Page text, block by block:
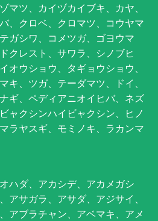
マツ、カイヅカイブキ、カヤ、
、クロベ、クロマツ、コウヤマ
ガシワ、コメツガ、ゴヨウマ
クレスト、サワラ、シノブヒ
オウショウ、タギョウショウ、
キ、ツガ、テーダマツ、ドイ、
ギ、ペディアニオイヒバ、ネズ
ャクシンハイビャクシン、ヒノ
ラヤスギ、モミノキ、ラカンマ
ハダ、アカシデ、アカメガシ
アサガラ、アサダ、アジサイ、
アブラチャン、アベマキ、アメ